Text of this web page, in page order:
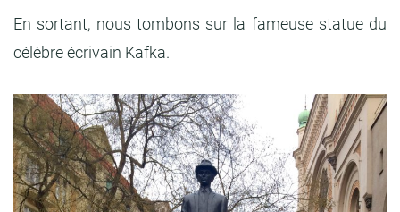
En sortant, nous tombons sur la fameuse statue du
célèbre écrivain Kafka.